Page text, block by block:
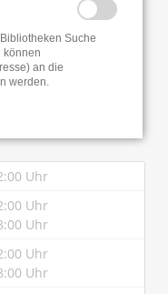
Uhr
Uhr
Uhr
Uhr
Uhr
Suche
können
an die
werden.